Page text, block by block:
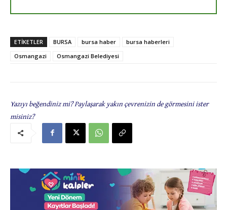
ETIKETLER BURSA bursa haber
bursa haberleri
Osmangazi
Osmangazi Belediyesi
Yazıyı beğendiniz mi? Paylaşarak yakın çevrenizin de görmesini ister
misiniz?